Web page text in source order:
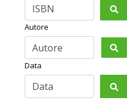
Autore
Data